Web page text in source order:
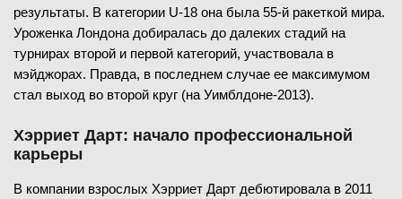
результаты. В категории U-18 она была 55-й ракеткой мира.
Уроженка Лондона добиралась до далеких стадий на
турнирах второй и первой категорий, участвовала в
мэйджорах. Правда, в последнем случае ее максимумом
стал выход во второй круг (на Уимблдоне-2013).
Хэрриет Дарт: начало профессиональной
карьеры
В компании взрослых Хэрриет Дарт дебютировала в 2011